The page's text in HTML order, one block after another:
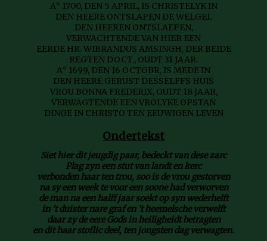
A° 1700, DEN 5 APRIL, IS CHRISTELYK IN
DEN HEERE ONTSLAPEN DE WELGEL
DEN HEEREN ONTSLAEPEN,
VERWACHTENDE VAN HIER EEN
EERDE HR. WIBRANDUS AMSINGH, DER BEIDE
REGTEN DOCT., OUDT 31 JAAR.
A° 1699, DEN 16 OCTOBR, IS MEDE IN
DEN HEERE GERUST DESSELFFS HUIS
VROU BONNA FREDERIX, OUDT 18 JAAR,
VERWAGTENDE EEN VROLYKE OPSTAN
DINGE IN CHRISTO TEN EEUWIGEN LEVEN
Ondertekst
Siet hier dit jeugdig paar, bedeckt van dese zarc
Plag zyn een stut van landt en kerc
verbonden haar ten trou, soo is de vrou gestorven
na sy een week te voor een soone had verworven
de man na een halff jaar soekt op syn wederhelft
in ’t duister nare graf en ’t heemelsche verwelft
daar zy de eere Gods in heiligheidt betragten
en dit haar stoflic deel, ten jongsten dag verwagten.